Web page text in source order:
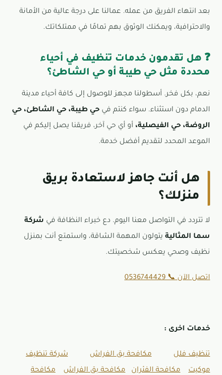
بعد انتهاء الفريق من عمله. عمالنا على درجة عالية من الأمانة
والاحترافية، ويمكنك الوثوق بهم تمامًا في ممتلكاتك.
❓ هل تقدمون خدمات تنظيف في أحياء
محددة مثل حي طيبة أو حي الشاطئ؟
نعم، بكل فخر. أسطولنا مجهز للوصول إلى كافة أحياء مدينة
الدمام دون استثناء. سواء كنتم في حي طيبة، حي الشاطئ، حي
الروضة، حي الفيصلية، أو أي حي آخر، فريقنا يصل إليكم في
الموعد المحدد لتقديم أفضل خدمة.
هل أنت جاهز لاستعادة بريق
منزلك؟
لا تتردد في التواصل معنا اليوم. دع خبراء النظافة في شركة
سما المثالية يتولون المهمة الشاقة، واستمتع أنت بمنزل
نظيف وصحي يعكس شخصيتك.
اتصل الآن 📞 0536744429
خدمات اخرى :
تنظيف فلل مكافحة بق الفراش
شركة تنظيف
موكيت
مكافحة الفئران مكافحة بق الفراش
مكافحة